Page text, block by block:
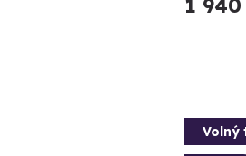
1 940
Volný